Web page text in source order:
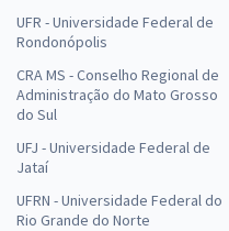
UFR - Universidade Federal de
Rondonópolis
CRA MS - Conselho Regional de
Administração do Mato Grosso
do Sul
UFJ - Universidade Federal de
Jataí
UFRN - Universidade Federal do
Rio Grande do Norte